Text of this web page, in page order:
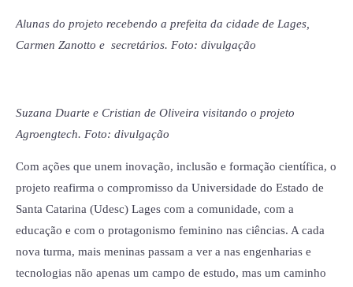
Alunas do projeto recebendo a prefeita da cidade de Lages,
Carmen Zanotto e secretários. Foto: divulgação
Suzana Duarte e Cristian de Oliveira visitando o projeto
Agroengtech. Foto: divulgação
Com ações que unem inovação, inclusão e formação científica, o
projeto reafirma o compromisso da Universidade do Estado de
Santa Catarina (Udesc) Lages com a comunidade, com a
educação e com o protagonismo feminino nas ciências. A cada
nova turma, mais meninas passam a ver a nas engenharias e
tecnologias não apenas um campo de estudo, mas um caminho